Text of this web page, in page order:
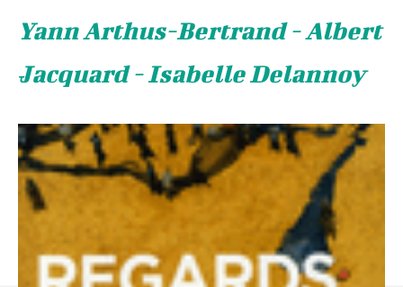
Yann Arthus-Bertrand - Albert
Jacquard - Isabelle Delannoy